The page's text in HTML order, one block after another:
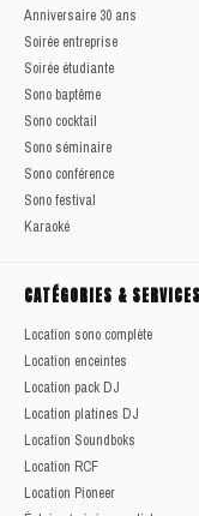
Anniversaire 30 ans
Soirée entreprise
Soirée étudiante
Sono baptême
Sono cocktail
Sono séminaire
Sono conférence
Sono festival
Karaoké
CATÉGORIES & SERVICES
Location sono complète
Location enceintes
Location pack DJ
Location platines DJ
Location Soundboks
Location RCF
Location Pioneer